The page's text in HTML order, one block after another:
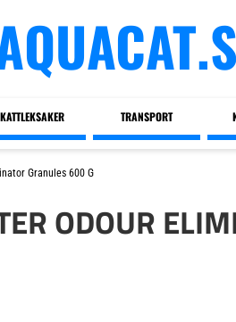
KATTLEKSAKER TRANSPORT
Granules 600 G
ODOUR